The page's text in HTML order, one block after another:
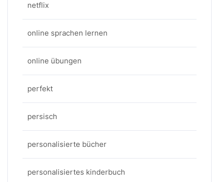
netflix
online sprachen lernen
online übungen
perfekt
persisch
personalisierte bücher
personalisiertes kinderbuch